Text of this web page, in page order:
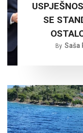
SE
By Saša